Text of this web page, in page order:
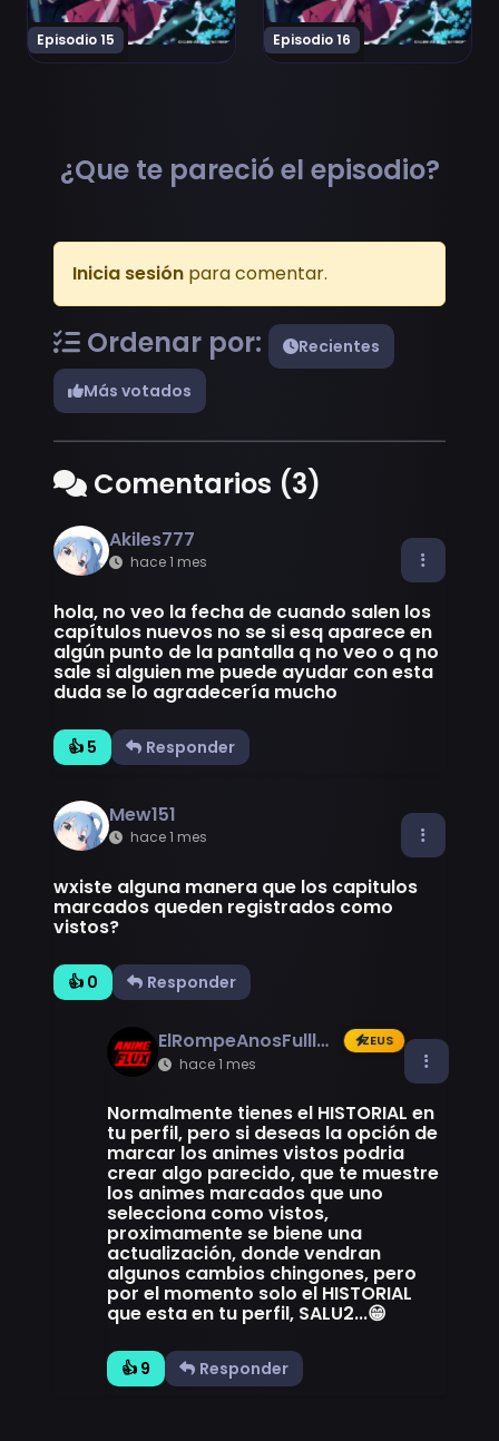
Episodio 15 Episodio 16
¿Que te pareció el episodio?
Inicia sesión para comentar.
Ordenar por:
Recientes
Más votados
Comentarios (3)
Akiles777
hace 1 mes
hola, no veo la fecha de cuando salen los
capítulos nuevos no se si esq aparece en
algún punto de la pantalla q no veo o q no
sale si alguien me puede ayudar con esta
duda se lo agradecería mucho
👍 5 Responder
Mew151
hace 1 mes
wxiste alguna manera que los capitulos
marcados queden registrados como
vistos?
👍 0 Responder
ElRompeAnosFulllAnal ZEUS
hace 1 mes
Normalmente tienes el HISTORIAL en
tu perfil, pero si deseas la opción de
marcar los animes vistos podria
crear algo parecido, que te muestre
los animes marcados que uno
selecciona como vistos,
proximamente se biene una
actualización, donde vendran
algunos cambios chingones, pero
por el momento solo el HISTORIAL
que esta en tu perfil, SALU2...😁
👍 9 Responder